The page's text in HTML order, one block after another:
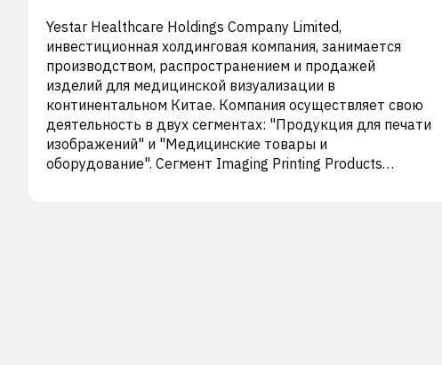
Yestar Healthcare Holdings Company Limited,
инвестиционная холдинговая компания, занимается
производством, распространением и продажей
изделий для медицинской визуализации в
континентальном Китае. Компания осуществляет свою
деятельность в двух сегментах: "Продукция для печати
изображений" и "Медицинские товары и
оборудование". Сегмент Imaging Printing Products